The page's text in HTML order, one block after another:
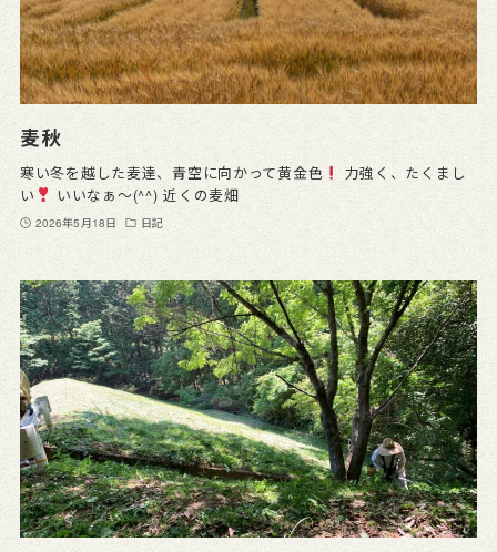
麦秋
寒い冬を越した麦達、青空に向かって黄金色
力強く、たくまし
い
いいなぁ〜(^^) 近くの麦畑
2026年5月18日 日記